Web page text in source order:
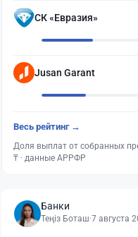
СК «Евразия»
Jusan Garant
Весь рейтинг →
Доля выплат от собранных
₸ · данные АРРФР
Банки
Теңіз Боташ·7 августа